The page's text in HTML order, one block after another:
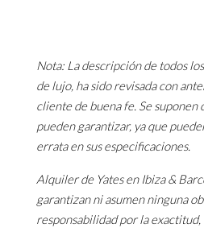
Nota: La descripción de todos
de lujo, ha sido revisada con
cliente de buena fe. Se suponen
pueden garantizar, ya que
errata en sus especificaciones.
Alquiler de Yates en Ibiza &
garantizan ni asumen ninguna
responsabilidad por la